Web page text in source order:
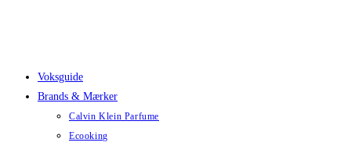
Voksguide
Brands & Mærker
Calvin Klein Parfume
Ecooking